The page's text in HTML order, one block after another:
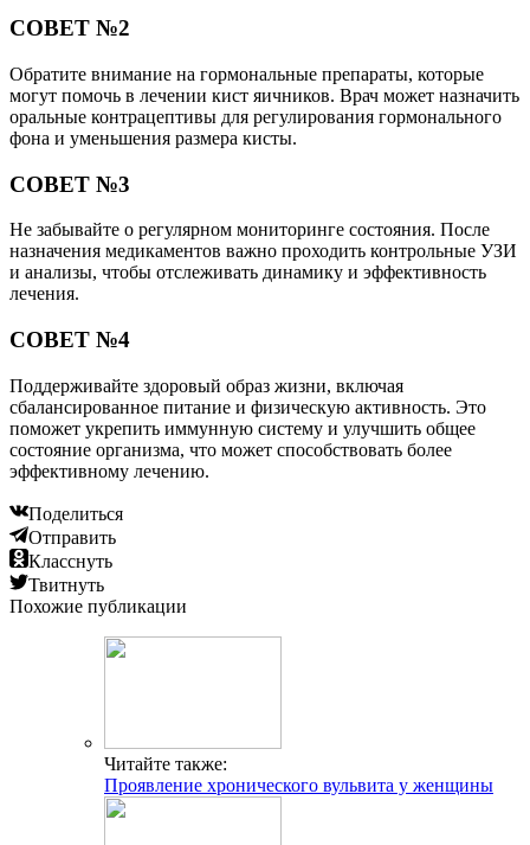
СОВЕТ №2
Обратите внимание на гормональные препараты, которые
могут помочь в лечении кист яичников. Врач может назначить
оральные контрацептивы для регулирования гормонального
фона и уменьшения размера кисты.
СОВЕТ №3
Не забывайте о регулярном мониторинге состояния. После
назначения медикаментов важно проходить контрольные УЗИ
и анализы, чтобы отслеживать динамику и эффективность
лечения.
СОВЕТ №4
Поддерживайте здоровый образ жизни, включая
сбалансированное питание и физическую активность. Это
поможет укрепить иммунную систему и улучшить общее
состояние организма, что может способствовать более
эффективному лечению.
Поделиться
Отправить
Класснуть
Твитнуть
Похожие публикации
Читайте также:
Проявление хронического вульвита у женщины